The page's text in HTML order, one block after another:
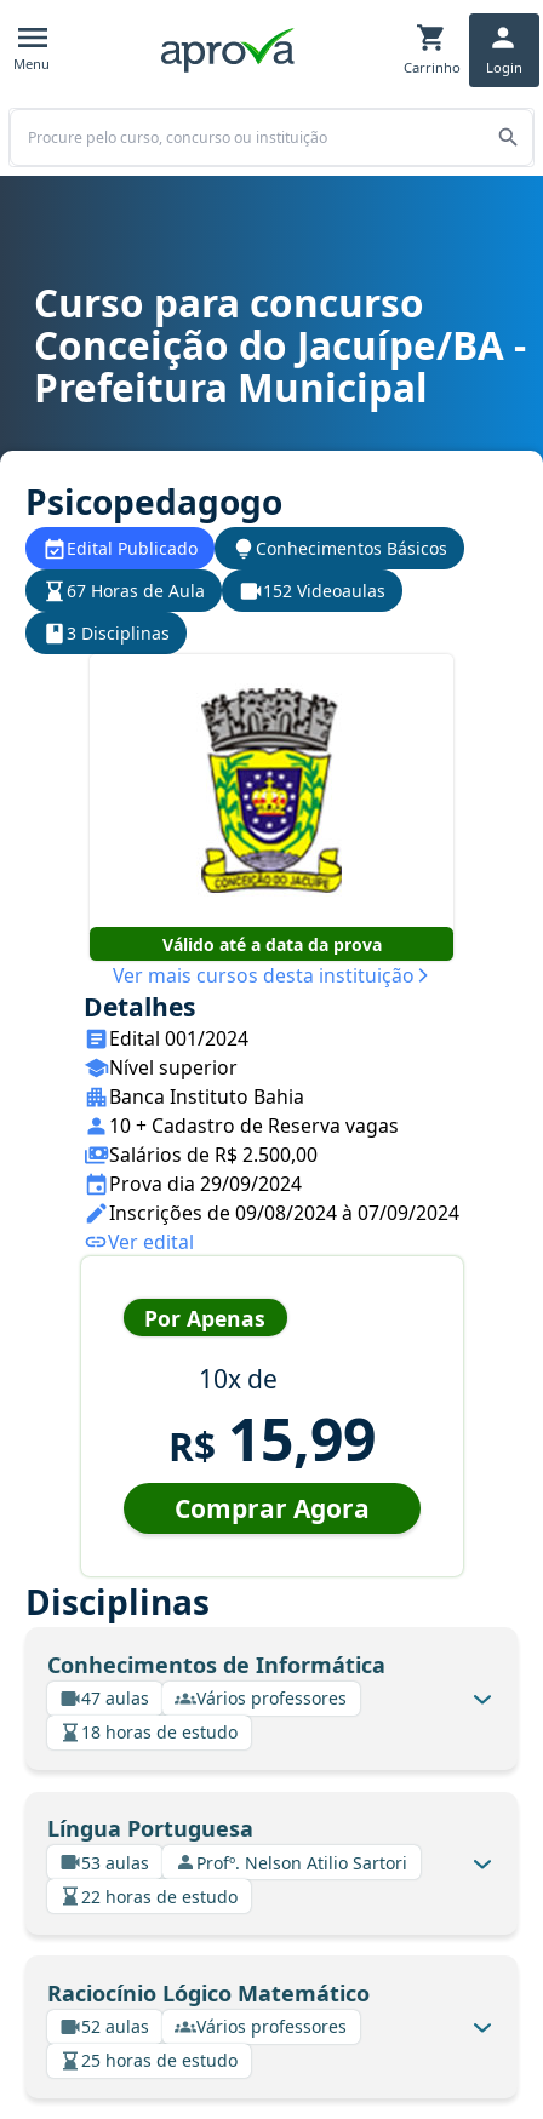
Menu Carrinho Login
Buscar
Curso para concurso Conceição do Jacuípe/BA - Prefeitura
Curso para concurso
Conceição do Jacuípe/BA -
Prefeitura Municipal
Psicopedagogo
Edital Publicado
Conhecimentos Básicos
67 Horas de Aula
152 Videoaulas
3 Disciplinas
Válido até a data da prova
Ver mais cursos desta instituição
Detalhes
Edital 001/2024
Nível superior
Banca Instituto Bahia
10 + Cadastro de Reserva vagas
Salários de R$ 2.500,00
Prova dia 29/09/2024
Inscrições de 09/08/2024 à 07/09/2024
Ver edital
Por Apenas
10x de
R$ 15,99
Comprar Agora
Disciplinas
Conhecimentos de Informática
47 aulas
Vários professores
18 horas de estudo
Língua Portuguesa
53 aulas
Profº. Nelson Atilio Sartori
22 horas de estudo
Raciocínio Lógico Matemático
52 aulas
Vários professores
25 horas de estudo